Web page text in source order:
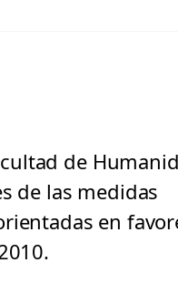
de
de las medidas
en